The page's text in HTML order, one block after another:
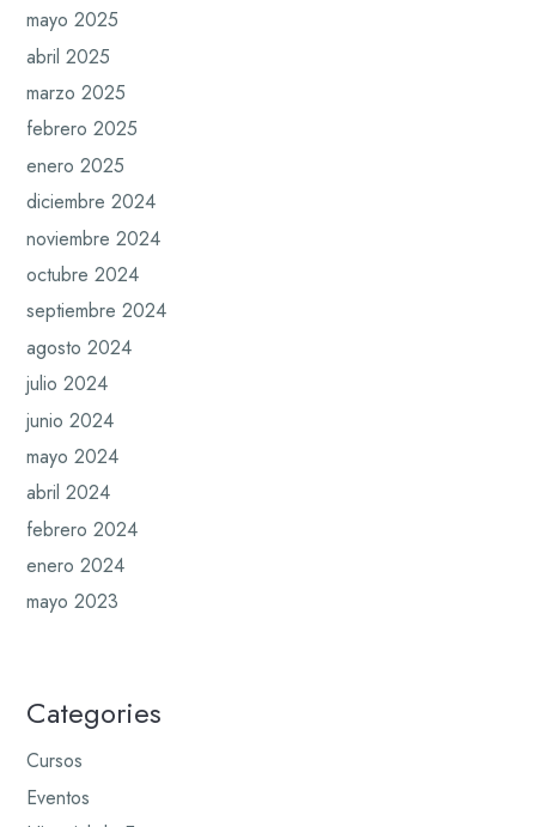
mayo 2025
abril 2025
marzo 2025
febrero 2025
enero 2025
diciembre 2024
noviembre 2024
octubre 2024
septiembre 2024
agosto 2024
julio 2024
junio 2024
mayo 2024
abril 2024
febrero 2024
enero 2024
mayo 2023
Categories
Cursos
Eventos